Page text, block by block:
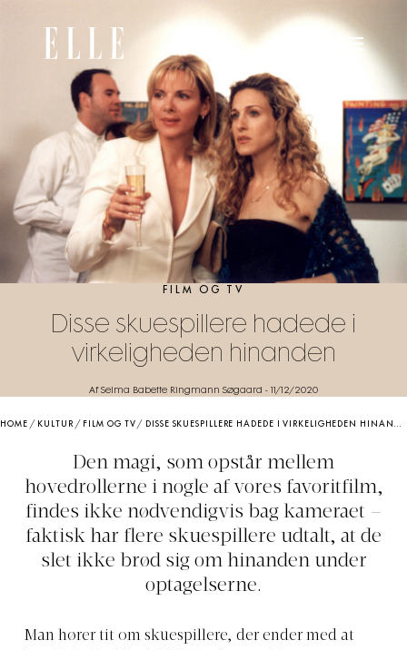
FILM OG TV
Disse skuespillere hadede i
virkeligheden hinanden
Af Selma Babette Ringmann Søgaard - 11/12/2020
HOME / KULTUR/ FILM OG TV / DISSE SKUESPILLERE HADEDE I VIRKELIGHEDEN HINANDEN
Den magi, som opstår mellem
hovedrollerne i nogle af vores favoritfilm,
findes ikke nødvendigvis bag kameraet –
faktisk har flere skuespillere udtalt, at de
slet ikke brød sig om hinanden under
optagelserne.
Man hører tit om skuespillere, der ender med at